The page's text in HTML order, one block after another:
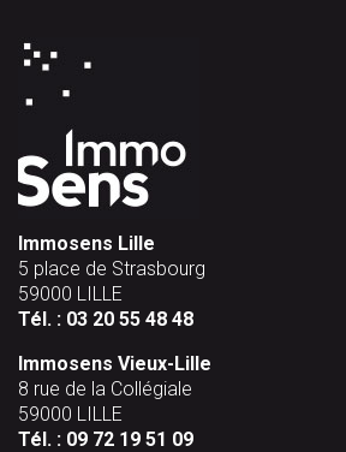
Immosens Lille
5 place de Strasbourg
59000 LILLE
Tél. : 03 20 55 48 48
Immosens Vieux-Lille
8 rue de la Collégiale
59000 LILLE
Tél. : 09 72 19 51 09